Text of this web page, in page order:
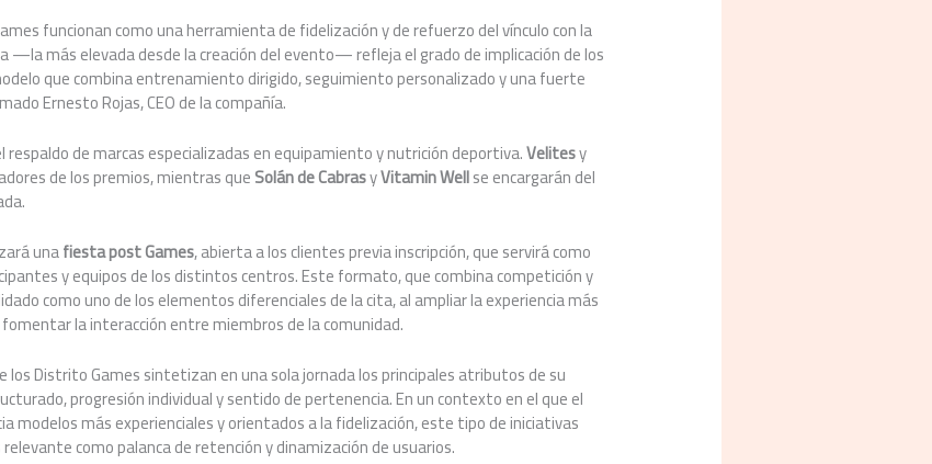
funcionan como una herramienta de fidelización y de refuerzo del vínculo con la
—la más elevada desde la creación del evento— refleja el grado de implicación de los
que combina entrenamiento dirigido, seguimiento personalizado y una fuerte
Ernesto Rojas, CEO de la compañía.
respaldo de marcas especializadas en equipamiento y nutrición deportiva.Velitesy
de los premios, mientras queSolán de CabrasyVitamin Wellse encargarán del
unafiesta post Games, abierta a los clientes previa inscripción, que servirá como
y equipos de los distintos centros. Este formato, que combina competición y
como uno de los elementos diferenciales de la cita, al ampliar la experiencia más
la interacción entre miembros de la comunidad.
los Distrito Games sintetizan en una sola jornada los principales atributos de su
progresión individual y sentido de pertenencia. En un contexto en el que el
modelos más experienciales y orientados a la fidelización, este tipo de iniciativas
como palanca de retención y dinamización de usuarios.